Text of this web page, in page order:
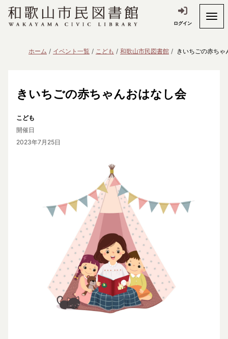
ログイン
ホーム イベント一覧 こども 和歌山市民図書館 きいちごの赤ちゃ
きいちごの赤ちゃんおはなし会
こども
開催日
2023年7月25日